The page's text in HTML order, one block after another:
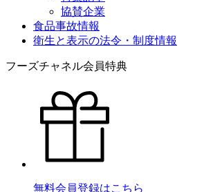
協賛企業
食品事故情報
衛生と表示の法令・制度情報
フーズチャネル会員特典
無料会員登録はこちら